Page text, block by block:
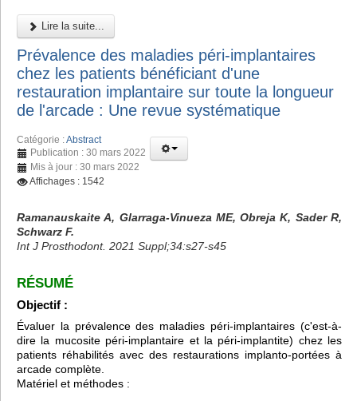
Lire la suite...
Prévalence des maladies péri-implantaires
chez les patients bénéficiant d'une
restauration implantaire sur toute la longueur
de l'arcade : Une revue systématique
Catégorie :Abstract
Publication : 30 mars 2022
Mis à jour : 30 mars 2022
Affichages : 1542
Ramanauskaite A, Glarraga-Vinueza ME, Obreja K, Sader R,
Schwarz F.
Int J Prosthodont. 2021 Suppl;34:s27-s45
RÉSUMÉ
Objectif :
Évaluer la prévalence des maladies péri-implantaires (c'est-à-
dire la mucosite péri-implantaire et la péri-implantite) chez les
patients réhabilités avec des restaurations implanto-portées à
arcade complète.
Matériel et méthodes :